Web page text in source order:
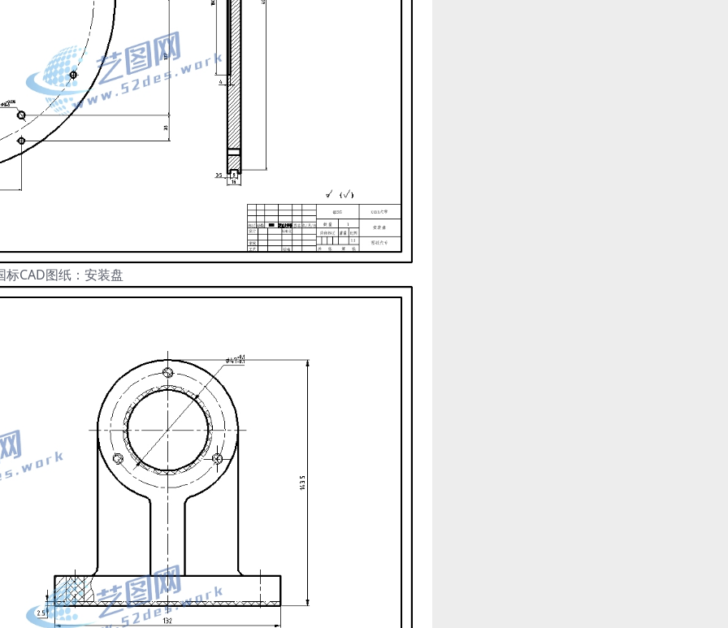
标CAD图纸：安装盘